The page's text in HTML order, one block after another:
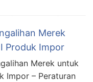
Merek
Produk Impor
Merek untuk
Impor – Peraturan